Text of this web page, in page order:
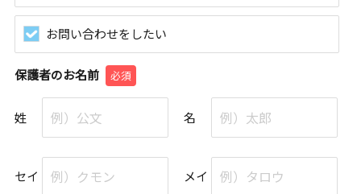
お問い合わせをしたい
保護者のお名前 必須
姓 名
セイ メイ